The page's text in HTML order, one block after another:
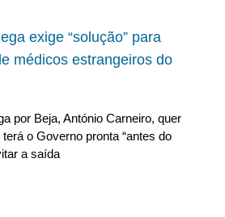
exige “solução” para
médicos estrangeiros do
por Beja, António Carneiro, quer
terá o Governo pronta “antes do
a saída